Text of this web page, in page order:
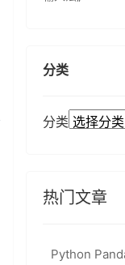
分类
分类
热门文章
Python